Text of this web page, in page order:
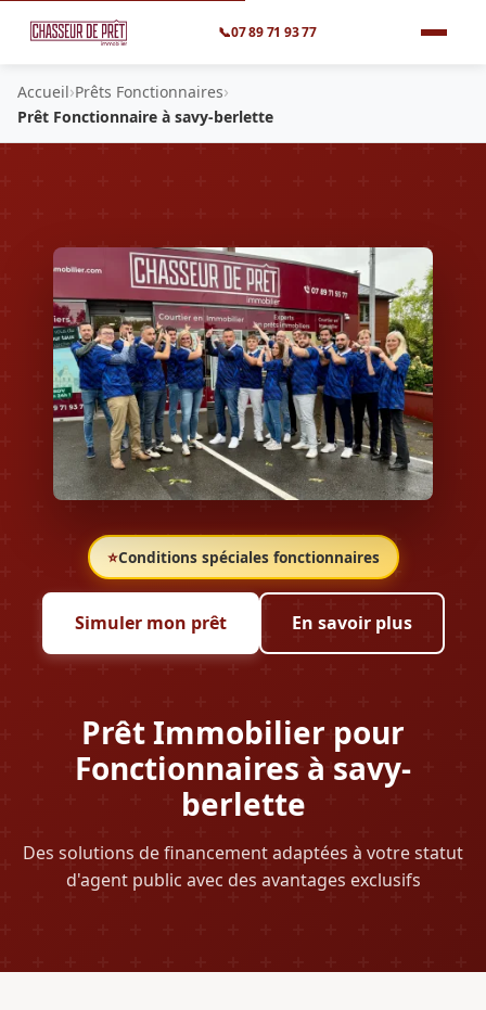
📞07 89 71 93 77
Accueil›Prêts Fonctionnaires›
Prêt Fonctionnaire à savy-berlette
⭐Conditions spéciales fonctionnaires
Prêt Immobilier pour
Fonctionnaires à savy-
berlette
Des solutions de financement adaptées à votre statut
d'agent public avec des avantages exclusifs
Simuler mon prêt En savoir plus